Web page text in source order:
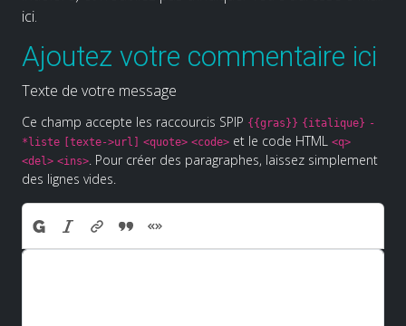
ici.
Ajoutez votre commentaire ici
Texte de votre message
Ce champ accepte les raccourcis SPIP {{gras}} {italique} -
*liste [texte->url] <quote> <code> et le code HTML <q>
<del> <ins>. Pour créer des paragraphes, laissez simplement
des lignes vides.